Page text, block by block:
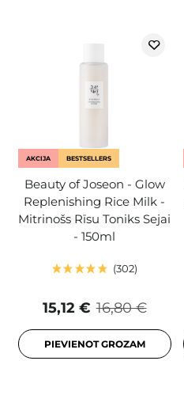
AKCIJA BESTSELLERS
Beauty of Joseon - Glow
Replenishing Rice Milk -
Mitrinošs Rīsu Toniks Sejai
- 150ml
302
16,80 €
15,12 €
PIEVIENOT GROZAM